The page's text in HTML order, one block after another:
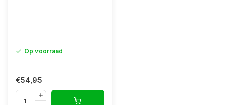
Op voorraad
€54,95